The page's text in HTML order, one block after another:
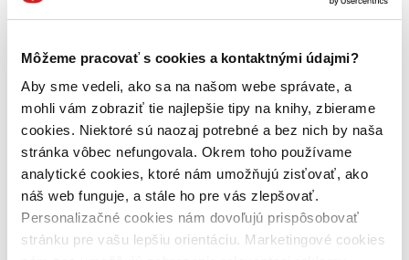
Môžeme pracovať s cookies a kontaktnými údajmi?
Aby sme vedeli, ako sa na našom webe správate, a
mohli vám zobraziť tie najlepšie tipy na knihy, zbierame
cookies. Niektoré sú naozaj potrebné a bez nich by naša
stránka vôbec nefungovala. Okrem toho používame
analytické cookies, ktoré nám umožňujú zisťovať, ako
náš web funguje, a stále ho pre vás zlepšovať.
Personalizačné cookies nám dovoľujú prispôsobovať
stránku pre vašu lepšiu orientáciu. Marketingové cookies
Dostupnosť
pripravujeme (0 titulov)pripravujeme
dostupná (bez vypredaných) (0 titulov)dostupná (bez
Nové / čítané
nová (0 titulov)nová
čítaná (0 titulov)čítaná
čítaná - výborný stav (0 titulov)
čítaná - výborný stav
čítaná - mierne opotrebovaná (0 titulov)čítaná - mierne
opotrebovaná
čítané verzie vypredaných kníh (0 titulov)čítané verzie